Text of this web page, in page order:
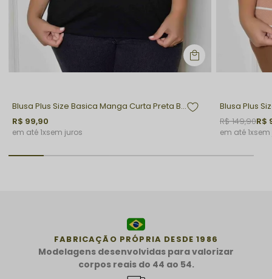
Blusa Plus Size Basica Manga Curta Preta Bella
R$ 99,90
1xsem juros
R$ 149,90R$
1xsem
FABRICAÇÃO PRÓPRIA DESDE 1986
Modelagens desenvolvidas para valorizar
corpos reais do 44 ao 54.